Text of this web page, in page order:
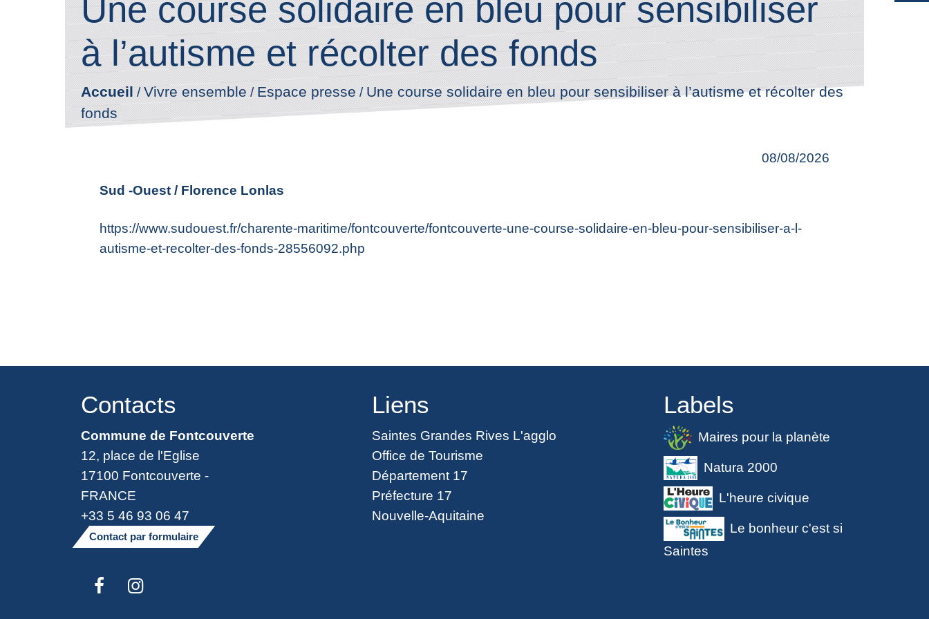
Une course solidaire en bleu pour sensibiliser
à l’autisme et récolter des fonds
Accueil /Vivre ensemble/ Espace presse/Une course solidaire en bleu pour sensibiliser à l’autisme et récolter des
fonds
08/08/2026
Sud -Ouest / Florence Lonlas
https://www.sudouest.fr/charente-maritime/fontcouverte/fontcouverte-une-course-solidaire-en-bleu-pour-sensibiliser-a-l-
autisme-et-recolter-des-fonds-28556092.php
Contacts
Commune de Fontcouverte
12, place de l'Eglise
17100 Fontcouverte -
FRANCE
+33 5 46 93 06 47
Contact par formulaire
Liens
Saintes Grandes Rives L'agglo
Office de Tourisme
Département 17
Préfecture 17
Nouvelle-Aquitaine
Labels
Maires pour la planète
Natura 2000
L'heure civique
Le bonheur c'est si
Saintes